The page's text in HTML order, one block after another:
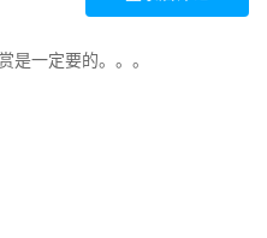
是一定要的。。。